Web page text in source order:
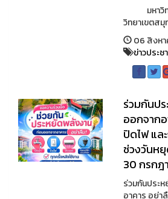
มหาวิทย
วิทยาเขตสมุ
06 สิงหา
ข่าวประ
ร่วมกันป
ออกจาก
ปิดไฟ แล
ช่วงวันห
30 กรกฎ
ร่วมกันประ
อาคาร อย่า